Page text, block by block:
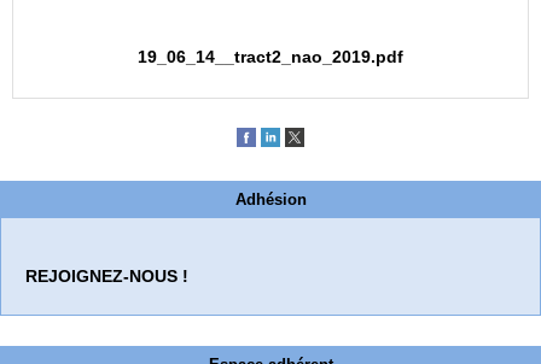
19_06_14__tract2_nao_2019.pdf
Adhésion
REJOIGNEZ-NOUS !